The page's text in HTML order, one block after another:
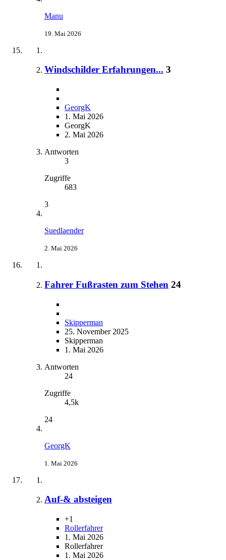
Manu
19. Mai 2026
Windschilder Erfahrungen... 3
GeorgK
1. Mai 2026
GeorgK
2. Mai 2026
Antworten
3
Zugriffe
683
3
Suedlaender
2. Mai 2026
Fahrer Fußrasten zum Stehen 24
Skipperman
25. November 2025
Skipperman
1. Mai 2026
Antworten
24
Zugriffe
4,5k
24
GeorgK
1. Mai 2026
Auf-& absteigen
+1
Rollerfahrer
1. Mai 2026
Rollerfahrer
1. Mai 2026